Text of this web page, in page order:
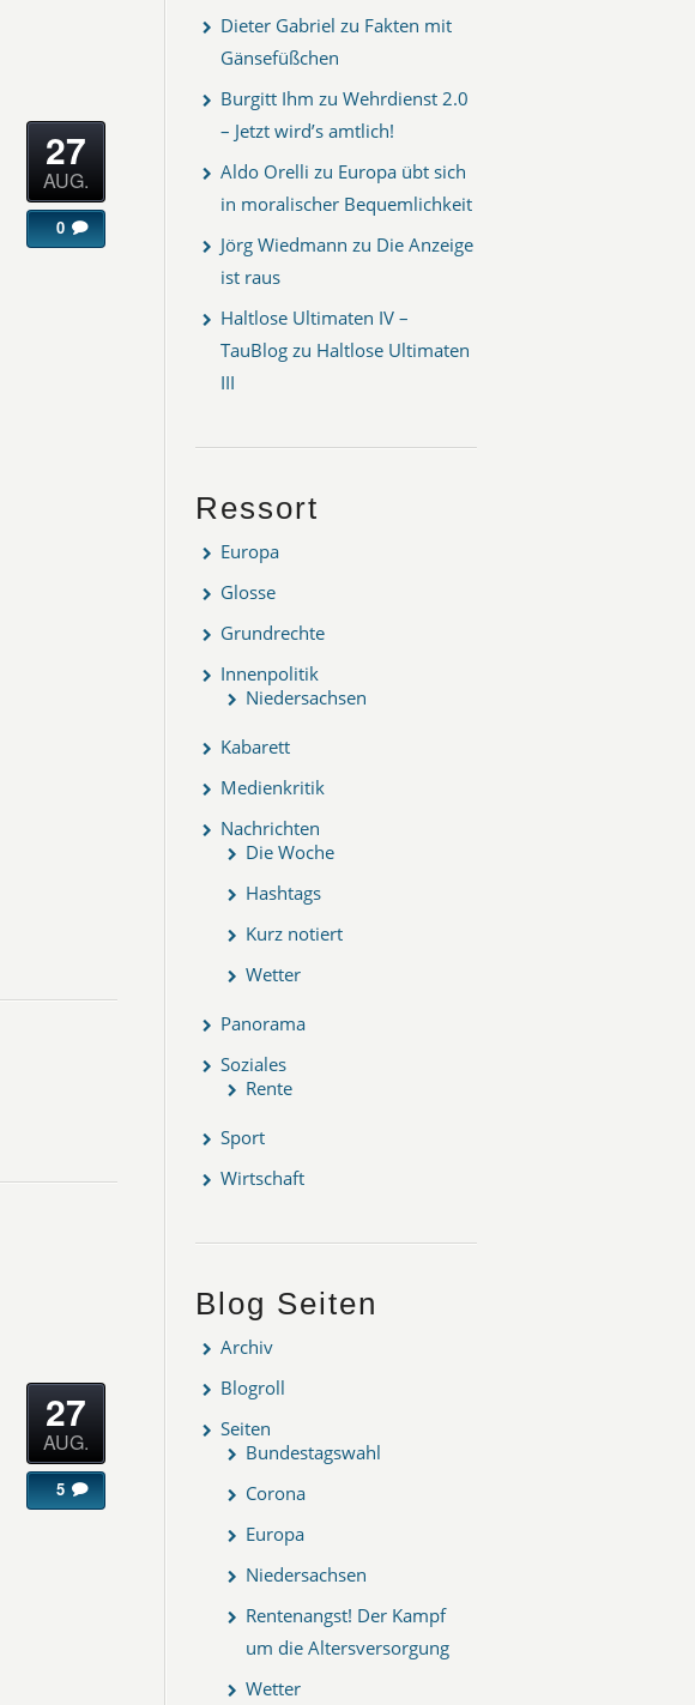
27
AUG.
0
27
AUG.
5
Dieter Gabriel zu Fakten mit
Gänsefüßchen
Burgitt Ihm zu Wehrdienst 2.0
– Jetzt wird’s amtlich!
Aldo Orelli zu Europa übt sich
in moralischer Bequemlichkeit
Jörg Wiedmann zu Die Anzeige
ist raus
Haltlose Ultimaten IV –
TauBlog zu Haltlose Ultimaten
III
Ressort
Europa
Glosse
Grundrechte
Innenpolitik
Niedersachsen
Kabarett
Medienkritik
Nachrichten
Die Woche
Hashtags
Kurz notiert
Wetter
Panorama
Soziales
Rente
Sport
Wirtschaft
Blog Seiten
Archiv
Blogroll
Seiten
Bundestagswahl
Corona
Europa
Niedersachsen
Rentenangst! Der Kampf
um die Altersversorgung
Wetter